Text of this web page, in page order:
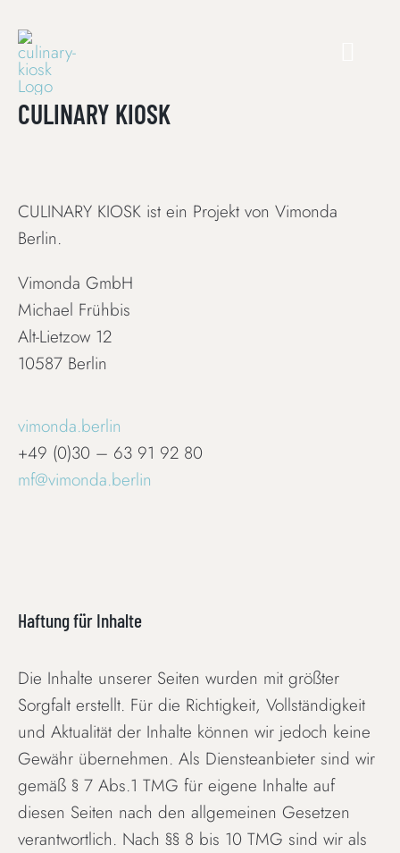
content
CULINARY KIOSK
CULINARY KIOSK ist ein Projekt von Vimonda
Berlin.
Vimonda GmbH
Michael Frühbis
Alt-Lietzow 12
10587 Berlin
vimonda.berlin
+49 (0)30 – 63 91 92 80
mf@vimonda.berlin
Haftung für Inhalte
Die Inhalte unserer Seiten wurden mit größter
Sorgfalt erstellt. Für die Richtigkeit, Vollständigkeit
und Aktualität der Inhalte können wir jedoch keine
Gewähr übernehmen. Als Diensteanbieter sind wir
gemäß § 7 Abs.1 TMG für eigene Inhalte auf
diesen Seiten nach den allgemeinen Gesetzen
verantwortlich. Nach §§ 8 bis 10 TMG sind wir als